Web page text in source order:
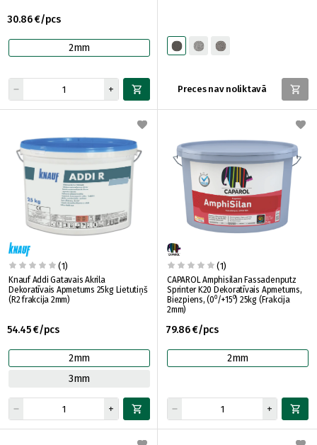
30.86 €/pcs
2mm
Preces nav noliktavā
(1)
Knauf Addi Gatavais Akrila
Dekoratīvais Apmetums 25kg Lietutiņš
(R2 frakcija 2mm)
54.45 €/pcs
2mm
3mm
(1)
CAPAROL Amphisilan Fassadenputz
Sprinter K20 Dekoratīvais Apmetums,
Biezpiens, (0⁰/+15⁰) 25kg (Frakcija
2mm)
79.86 €/pcs
2mm